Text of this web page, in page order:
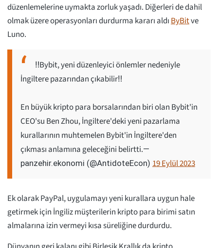
düzenlemelerine uymakta zorluk yaşadı. Diğerleri de dahil
olmak üzere operasyonları durdurma kararı aldı ByBitve
Luno.
‼️Bybit, yeni düzenleyici önlemler nedeniyle
İngiltere pazarından çıkabilir‼️
En büyük kripto para borsalarından biri olan Bybit'in
CEO'su Ben Zhou, İngiltere'deki yeni pazarlama
kurallarının muhtemelen Bybit'in İngiltere'den
çıkması anlamına geleceğini belirtti.—
panzehir.ekonomi (@AntidoteEcon) 19 Eylül 2023
Ek olarak PayPal, uygulamayı yeni kurallara uygun hale
getirmek için İngiliz müşterilerin kripto para birimi satın
almalarına izin vermeyi kısa süreliğine durdurdu.